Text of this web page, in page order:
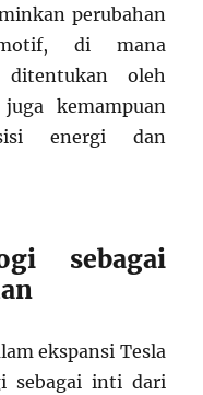
perubahan
di mana
oleh
kemampuan
energi dan
sebagai
ekspansi Tesla
sebagai inti dari